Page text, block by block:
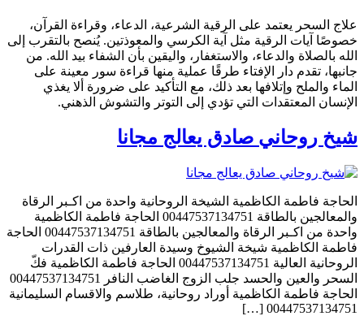
علاج السحر يعتمد على الرقية الشرعية، الدعاء، وقراءة القرآن،
خصوصًا آيات الرقية مثل آية الكرسي والمعوذتين. يُنصح بالتقرب إلى
الله بالصلاة والدعاء، والاستغفار، واليقين بأن الشفاء بيد الله. من
جانبها، تقدم دار الإفتاء طرقًا عملية منها قراءة سور معينة على
الماء والملح وإتلافها بعد ذلك، مع التأكيد على ضرورة ألا يغذي
الإنسان المعتقدات التي تؤدي إلى التوتر والتشوش الذهني.
شيخ روحاني صادق يعالج مجانا
الحاجة فاطمة الكاظمية الشيخة الروحانية واحدة من اكـبر الرقاة
والمعالجين بالطاقة 00447537134751 الحاجة فاطمة الكاظمية
واحدة من اكـبر الرقاة والمعالجين بالطاقة 00447537134751 الحاجة
فاطمة الكاظمية شيخة الشيوخ وسيدة العارفين ذات القدرات
الروحانية العالية 00447537134751 الحاجة فاطمة الكاظمية فكّ
السحر والعين والحسد جلب الزوج الغاضب النافر 00447537134751
الحاجة فاطمة الكاظمية أوراد روحانية، طلاسم والاقسام السليمانية
00447537134751 […]